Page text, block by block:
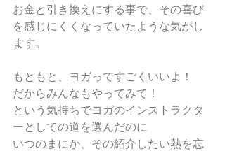
お金と引き換えにする事で、その喜び
を感じにくくなっていたような気がし
ます。
もともと、ヨガってすごくいいよ！
だからみんなもやってみて！
という気持ちでヨガのインストラクタ
ーとしての道を選んだのに
いつのまにか、その紹介したい熱を忘